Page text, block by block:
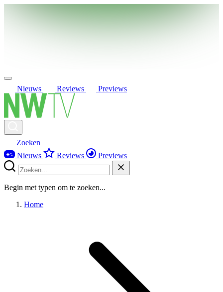
Nieuws Reviews Previews
Zoeken
Nieuws
Reviews Previews
Begin met typen om te zoeken...
Home